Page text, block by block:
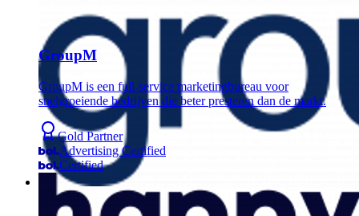
GroupM
GroupM is een full-service marketingbureau voor
snelgroeiende bedrijven die beter presteren dan de markt.
Gold Partner
Advertising Certified
Certified